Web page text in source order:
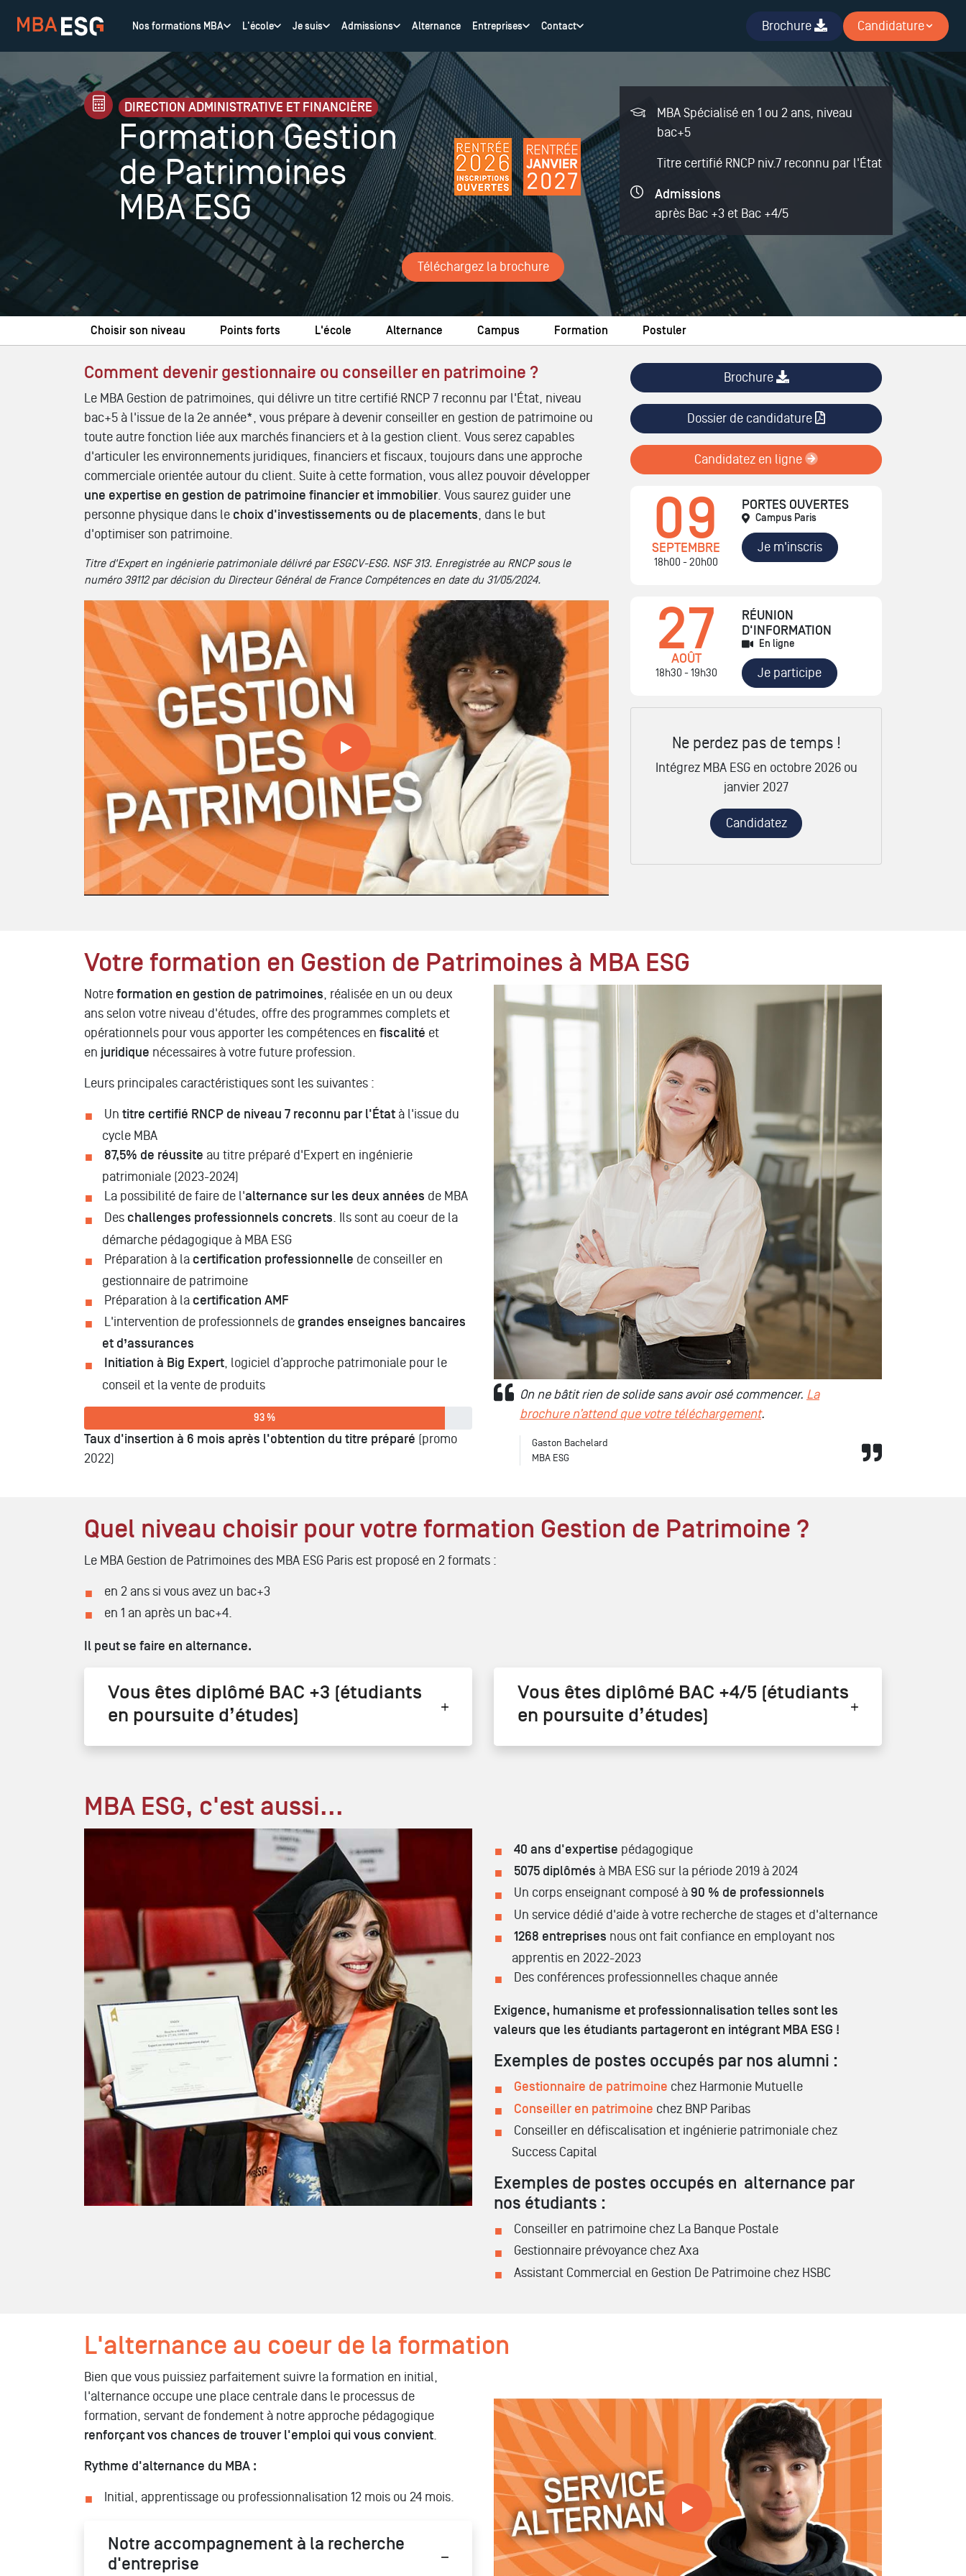
DIRECTION ADMINISTRATIVE ET FINANCIÈRE
Formation Gestion
de Patrimoines
MBA ESG
MBA Spécialisé en 1 ou 2 ans, niveau
bac+5
Titre certifié RNCP niv.7 reconnu par l'État
Admissions
après Bac +3 et Bac +4/5
Téléchargez la brochure
Choisir son niveau Points forts L'école Alternance Campus Formation Postuler
Comment devenir gestionnaire ou conseiller en patrimoine ?
Le MBA Gestion de patrimoines, qui délivre un titre certifié RNCP 7 reconnu par l'État, niveau
bac+5 à l'issue de la 2e année*, vous prépare à devenir conseiller en gestion de patrimoine ou
toute autre fonction liée aux marchés financiers et à la gestion client. Vous serez capables
d'articuler les environnements juridiques, financiers et fiscaux, toujours dans une approche
commerciale orientée autour du client. Suite à cette formation, vous allez pouvoir développer
une expertise en gestion de patrimoine financier et immobilier. Vous saurez guider une
personne physique dans le choix d'investissements ou de placements, dans le but
d'optimiser son patrimoine.
Titre d'Expert en ingénierie patrimoniale délivré par ESGCV-ESG. NSF 313. Enregistrée au RNCP sous le
numéro 39112 par décision du Directeur Général de France Compétences en date du 31/05/2024.
Tout savoir sur les formations // MBA GESTION DES PATRIMOINES
Brochure
Dossier de candidature
Candidatez en ligne
09
SEPTEMBRE
18h00 - 20h00
PORTES OUVERTES
Campus Paris
Je m'inscris
27
AOÛT
18h30 - 19h30
RÉUNION
D'INFORMATION
En ligne
Je participe
Ne perdez pas de temps !
Intégrez MBA ESG en octobre 2026 ou
janvier 2027
Candidatez
Votre formation en Gestion de Patrimoines à MBA ESG
Notre formation en gestion de patrimoines , réalisée en un ou deux
ans selon votre niveau d'études, offre des programmes complets et
opérationnels pour vous apporter les compétences en fiscalité et
en juridique nécessaires à votre future profession.
Leurs principales caractéristiques sont les suivantes :
Un titre certifié RNCP de niveau 7 reconnu par l'État à l'issue du
cycle MBA
87,5% de réussite au titre préparé d'Expert en ingénierie
patrimoniale (2023-2024)
La possibilité de faire de l'alternance sur les deux années de MBA
Des challenges professionnels concrets. Ils sont au coeur de la
démarche pédagogique à MBA ESG
Préparation à la certification professionnelle de conseiller en
gestionnaire de patrimoine
Préparation à la certification AMF
L'intervention de professionnels de grandes enseignes bancaires
et d’assurances
Initiation à Big Expert, logiciel d’approche patrimoniale pour le
conseil et la vente de produits
93 %
Taux d'insertion à 6 mois après l'obtention du titre préparé (promo
2022)
On ne bâtit rien de solide sans avoir osé commencer. La
brochure n’attend que votre téléchargement.
Gaston Bachelard
MBA ESG
Quel niveau choisir pour votre formation Gestion de Patrimoine ?
Le MBA Gestion de Patrimoines des MBA ESG Paris est proposé en 2 formats :
en 2 ans si vous avez un bac+3
en 1 an après un bac+4.
Il peut se faire en alternance.
Vous êtes diplômé BAC +3 (étudiants
en poursuite d’études)
Vous êtes diplômé BAC +4/5 (étudiants
en poursuite d’études)
MBA ESG, c'est aussi...
40 ans d'expertise pédagogique
5075 diplômés à MBA ESG sur la période 2019 à 2024
Un corps enseignant composé à 90 % de professionnels
Un service dédié d'aide à votre recherche de stages et d'alternance
1268 entreprises nous ont fait confiance en employant nos
apprentis en 2022-2023
Des conférences professionnelles chaque année
Exigence, humanisme et professionnalisation telles sont les
valeurs que les étudiants partageront en intégrant MBA ESG !
Exemples de postes occupés par nos alumni :
Gestionnaire de patrimoine chez Harmonie Mutuelle
Conseiller en patrimoine chez BNP Paribas
Conseiller en défiscalisation et ingénierie patrimoniale chez
Success Capital
Exemples de postes occupés en alternance par
nos étudiants :
Conseiller en patrimoine chez La Banque Postale
Gestionnaire prévoyance chez Axa
Assistant Commercial en Gestion De Patrimoine chez HSBC
L'alternance au coeur de la formation
Bien que vous puissiez parfaitement suivre la formation en initial,
l'alternance occupe une place centrale dans le processus de
formation, servant de fondement à notre approche pédagogique
renforçant vos chances de trouver l'emploi qui vous convient
Rythme d'alternance du MBA :
Initial, apprentissage ou professionnalisation 12 mois ou 24 mois.
Notre accompagnement à la recherche
d'entreprise
Tout savoir sur le service alternance à MBA ESG avec Pierre
Nos formations MBA L'école Je suis Admissions Alternance Entreprises Contact Brochure Candidature